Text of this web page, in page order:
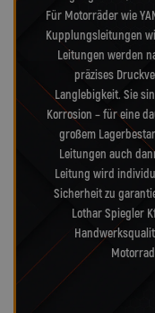
Für Motorräder wie
Kupplungsleitungen
Leitungen werden
präzises
Langlebigkeit. Sie
Korrosion – für eine
großem
Leitungen auch
Leitung wird
Sicherheit zu
Lothar Spiegler